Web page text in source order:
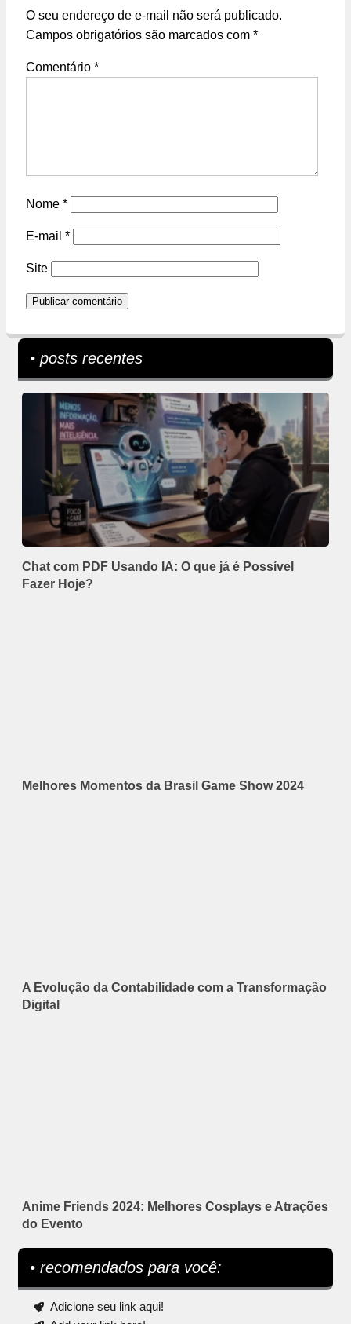
O seu endereço de e-mail não será publicado.
Campos obrigatórios são marcados com *
Comentário *
Nome *
E-mail *
Site
• posts recentes
Chat com PDF Usando IA: O que já é Possível
Fazer Hoje?
Melhores Momentos da Brasil Game Show 2024
A Evolução da Contabilidade com a Transformação
Digital
Anime Friends 2024: Melhores Cosplays e Atrações
do Evento
• recomendados para você:
Adicione seu link aqui!